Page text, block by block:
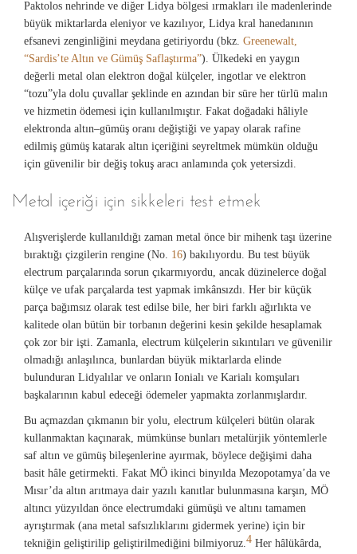
Paktolos nehrinde ve diğer Lidya bölgesi ırmakları ile madenlerinde
büyük miktarlarda eleniyor ve kazılıyor, Lidya kral hanedanının
efsanevi zenginliğini meydana getiriyordu (bkz. Greenewalt,
“Sardis’te Altın ve Gümüş Saflaştırma”). Ülkedeki en yaygın
değerli metal olan elektron doğal külçeler, ingotlar ve elektron
“tozu”yla dolu çuvallar şeklinde en azından bir süre her türlü malın
ve hizmetin ödemesi için kullanılmıştır. Fakat doğadaki hâliyle
elektronda altın–gümüş oranı değiştiği ve yapay olarak rafine
edilmiş gümüş katarak altın içeriğini seyreltmek mümkün olduğu
için güvenilir bir değiş tokuş aracı anlamında çok yetersizdi.
Metal içeriği için sikkeleri test etmek
Alışverişlerde kullanıldığı zaman metal önce bir mihenk taşı üzerine
bıraktığı çizgilerin rengine (No. 16) bakılıyordu. Bu test büyük
electrum parçalarında sorun çıkarmıyordu, ancak düzinelerce doğal
külçe ve ufak parçalarda test yapmak imkânsızdı. Her bir küçük
parça bağımsız olarak test edilse bile, her biri farklı ağırlıkta ve
kalitede olan bütün bir torbanın değerini kesin şekilde hesaplamak
çok zor bir işti. Zamanla, electrum külçelerin sıkıntıları ve güvenilir
olmadığı anlaşılınca, bunlardan büyük miktarlarda elinde
bulunduran Lidyalılar ve onların Ionialı ve Karialı komşuları
başkalarının kabul edeceği ödemeler yapmakta zorlanmışlardır.
Bu açmazdan çıkmanın bir yolu, electrum külçeleri bütün olarak
kullanmaktan kaçınarak, mümkünse bunları metalürjik yöntemlerle
saf altın ve gümüş bileşenlerine ayırmak, böylece değişimi daha
basit hâle getirmekti. Fakat MÖ ikinci binyılda Mezopotamya’da ve
Mısır’da altın arıtmaya dair yazılı kanıtlar bulunmasına karşın, MÖ
altıncı yüzyıldan önce electrumdaki gümüşü ve altını tamamen
ayrıştırmak (ana metal safsızlıklarını gidermek yerine) için bir
tekniğin geliştirilip geliştirilmediğini bilmiyoruz.4 Her hâlükârda,